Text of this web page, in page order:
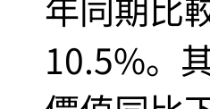
10.5%。